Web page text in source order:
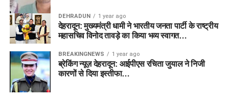
DEHRADUN 1 year ago
देहरादून: मुख्यमंत्री धामी ने भारतीय जनता पार्टी के राष्ट्रीय
महासचिव विनोद तावड़े का किया भव्य स्वागत…
BREAKINGNEWS 1 year ago
ब्रेकिंग न्यूज़ देहरादून: आईपीएस रचिता जुयाल ने निजी
कारणों से दिया इस्तीफा…